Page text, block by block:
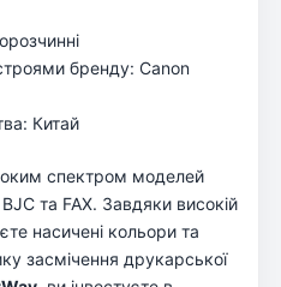
бренду: Canon
Китай
спектром моделей
та FAX. Завдяки високій
насичені кольори та
засмічення друкарської